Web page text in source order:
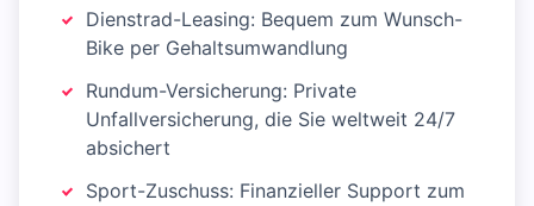
Dienstrad-Leasing: Bequem zum Wunsch-
Bike per Gehaltsumwandlung
Rundum-Versicherung: Private
Unfallversicherung, die Sie weltweit 24/7
absichert
Sport-Zuschuss: Finanzieller Support zum